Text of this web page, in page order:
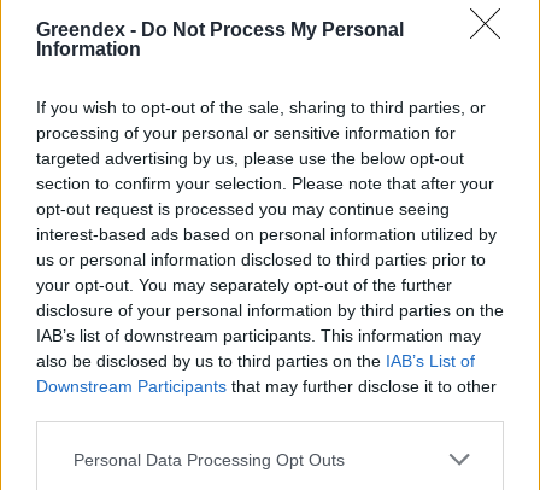
Greendex - Do Not Process My Personal
Information
If you wish to opt-out of the sale, sharing to third parties, or
processing of your personal or sensitive information for
targeted advertising by us, please use the below opt-out
section to confirm your selection. Please note that after your
opt-out request is processed you may continue seeing
interest-based ads based on personal information utilized by
us or personal information disclosed to third parties prior to
your opt-out. You may separately opt-out of the further
disclosure of your personal information by third parties on the
IAB’s list of downstream participants. This information may
also be disclosed by us to third parties on the IAB’s List of
Downstream Participants that may further disclose it to other
Personal Data Processing Opt Outs
meglátogatni
Holnapután